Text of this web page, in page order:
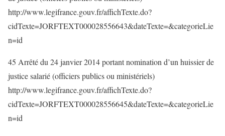
http://www.legifrance.gouv.fr/affichTexte.do?
cidTexte=JORFTEXT000028556643&dateTexte=&categorieLie
n=id
45 Arrêté du 24 janvier 2014 portant nomination d’un huissier de
justice salarié (officiers publics ou ministériels)
http://www.legifrance.gouv.fr/affichTexte.do?
cidTexte=JORFTEXT000028556645&dateTexte=&categorieLie
n=id